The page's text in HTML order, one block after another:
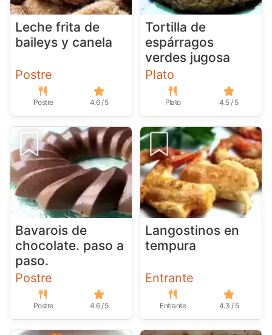
Leche frita de
baileys y canela
Postre
Postre 4.6 / 5
Tortilla de
espárragos
verdes jugosa
Plato
Plato 4.5 / 5
Bavarois de
chocolate. paso a
paso.
Postre
Postre 4.6 / 5
Langostinos en
tempura
Entrante
Entrante 4.3 / 5